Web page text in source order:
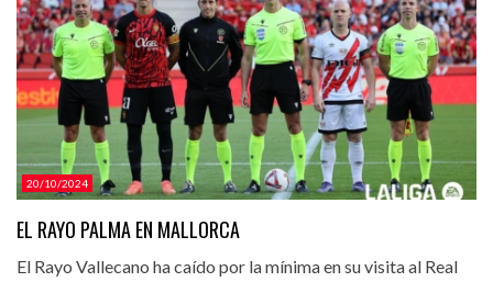
20/10/2024
EL RAYO PALMA EN MALLORCA
El Rayo Vallecano ha caído por la mínima en su visita al Real